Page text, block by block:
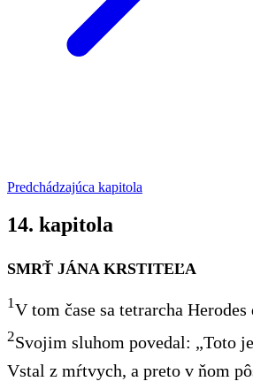
Predchádzajúca kapitola
14. kapitola
SMRŤ JÁNA KRSTITEĽA
1V tom čase sa tetrarcha Herodes
2Svojim sluhom povedal: „Toto
Vstal z mŕtvych, a preto v ňom